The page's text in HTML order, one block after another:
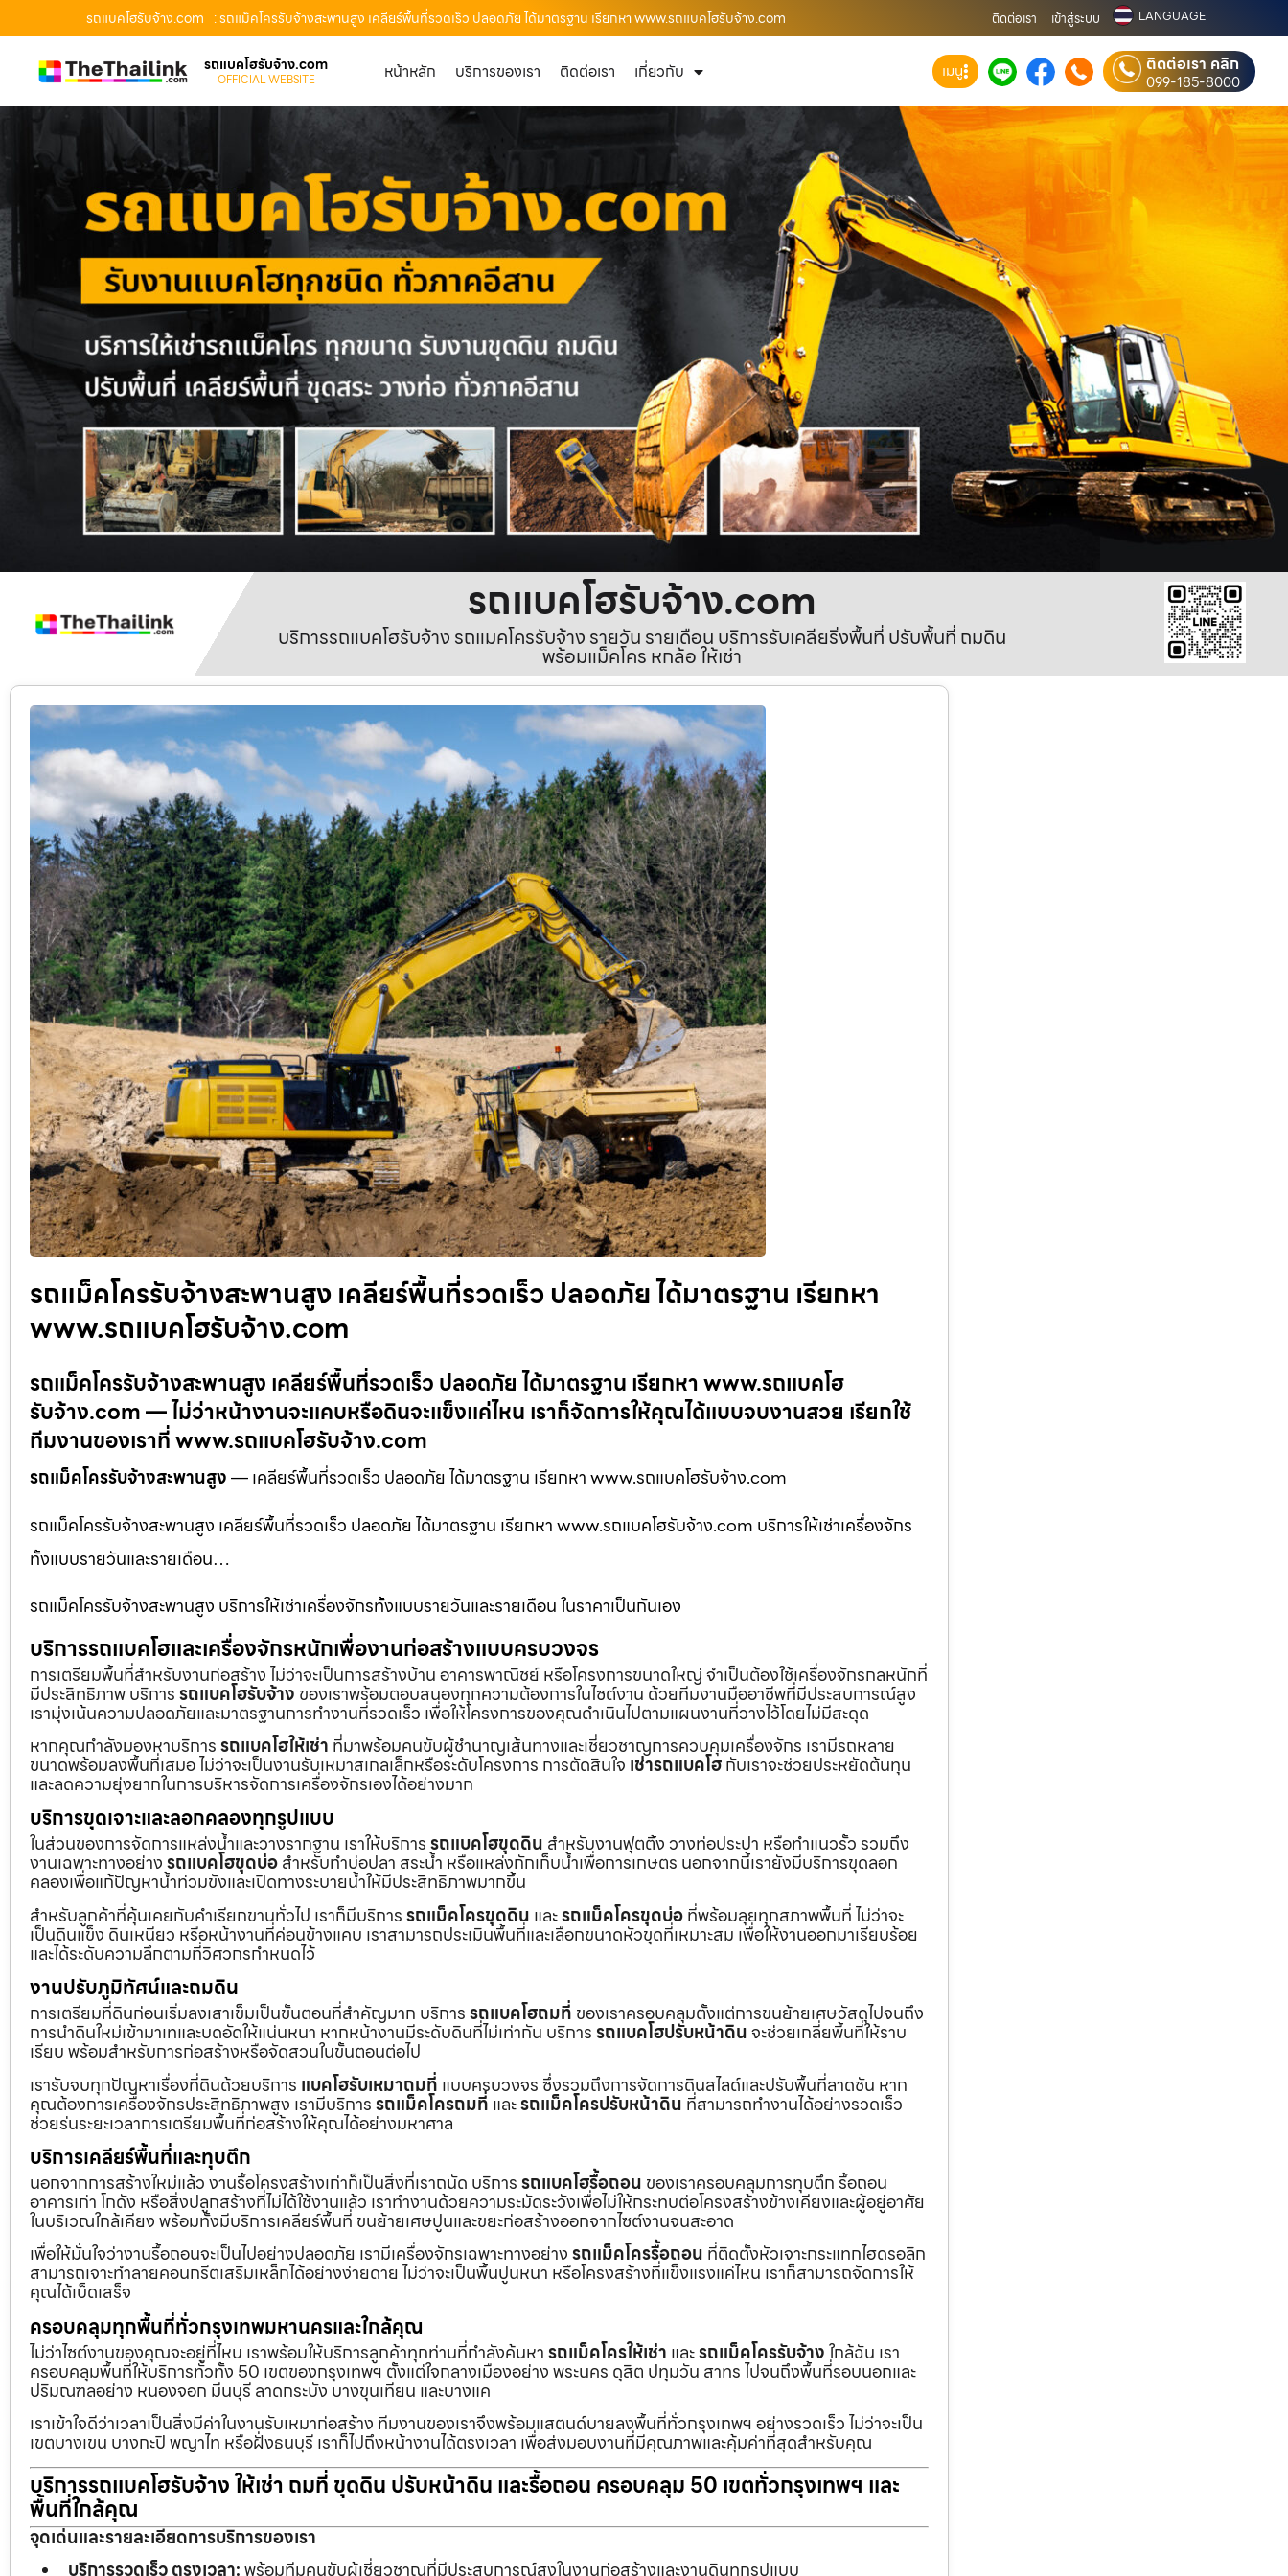
รถแบคโฮรับจ้าง.com : รถแม็คโครรับจ้างสะพานสูง เคลียร์พื้นที่รวดเร็ว ปลอดภัย ได้มาตรฐาน เรียกหา www.รถแบคโฮรับจ้าง.com ติดต่อเรา เข้าสู่ระบบ LANGUAGE
รถแบคโฮรับจ้าง.com
OFFICIAL WEBSITE หน้าหลัก บริการของเรา ติดต่อเรา เกี่ยวกับ เมนู ติดต่อเรา คลิก
099-185-8000
รถแบคโฮรับจ้าง.com
บริการรถแบคโฮรับจ้าง รถแมคโครรับจ้าง รายวัน รายเดือน บริการรับเคลียริ่งพื้นที่ ปรับพื้นที่ ถมดิน
พร้อมแม็คโคร หกล้อ ให้เช่า
รถแม็คโครรับจ้างสะพานสูง เคลียร์พื้นที่รวดเร็ว ปลอดภัย ได้มาตรฐาน เรียกหา
www.รถแบคโฮรับจ้าง.com
รถแม็คโครรับจ้างสะพานสูง เคลียร์พื้นที่รวดเร็ว ปลอดภัย ได้มาตรฐาน เรียกหา www.รถแบคโฮ
รับจ้าง.com — ไม่ว่าหน้างานจะแคบหรือดินจะแข็งแค่ไหน เราก็จัดการให้คุณได้แบบจบงานสวย เรียกใช้
ทีมงานของเราที่ www.รถแบคโฮรับจ้าง.com
รถแม็คโครรับจ้างสะพานสูง— เคลียร์พื้นที่รวดเร็ว ปลอดภัย ได้มาตรฐาน เรียกหา www.รถแบคโฮรับจ้าง.com
รถแม็คโครรับจ้างสะพานสูง เคลียร์พื้นที่รวดเร็ว ปลอดภัย ได้มาตรฐาน เรียกหา www.รถแบคโฮรับจ้าง.com บริการให้เช่าเครื่องจักร
ทั้งแบบรายวันและรายเดือน…
รถแม็คโครรับจ้างสะพานสูง บริการให้เช่าเครื่องจักรทั้งแบบรายวันและรายเดือน ในราคาเป็นกันเอง
บริการรถแบคโฮและเครื่องจักรหนักเพื่องานก่อสร้างแบบครบวงจร
การเตรียมพื้นที่สำหรับงานก่อสร้าง ไม่ว่าจะเป็นการสร้างบ้าน อาคารพาณิชย์ หรือโครงการขนาดใหญ่ จำเป็นต้องใช้เครื่องจักรกลหนักที่
มีประสิทธิภาพ บริการรถแบคโฮรับจ้าง ของเราพร้อมตอบสนองทุกความต้องการในไซต์งาน ด้วยทีมงานมืออาชีพที่มีประสบการณ์สูง
เรามุ่งเน้นความปลอดภัยและมาตรฐานการทำงานที่รวดเร็ว เพื่อให้โครงการของคุณดำเนินไปตามแผนงานที่วางไว้โดยไม่มีสะดุด
หากคุณกำลังมองหาบริการรถแบคโฮให้เช่า ที่มาพร้อมคนขับผู้ชำนาญเส้นทางและเชี่ยวชาญการควบคุมเครื่องจักร เรามีรถหลาย
ขนาดพร้อมลงพื้นที่เสมอ ไม่ว่าจะเป็นงานรับเหมาสเกลเล็กหรือระดับโครงการ การตัดสินใจ เช่ารถแบคโฮกับเราจะช่วยประหยัดต้นทุน
และลดความยุ่งยากในการบริหารจัดการเครื่องจักรเองได้อย่างมาก
บริการขุดเจาะและลอกคลองทุกรูปแบบ
ในส่วนของการจัดการแหล่งน้ำและวางรากฐาน เราให้บริการรถแบคโฮขุดดิน สำหรับงานฟุตติ้ง วางท่อประปา หรือทำแนวรั้ว รวมถึง
งานเฉพาะทางอย่างรถแบคโฮขุดบ่อสำหรับทำบ่อปลา สระน้ำ หรือแหล่งกักเก็บน้ำเพื่อการเกษตร นอกจากนี้เรายังมีบริการขุดลอก
คลองเพื่อแก้ปัญหาน้ำท่วมขังและเปิดทางระบายน้ำให้มีประสิทธิภาพมากขึ้น
สำหรับลูกค้าที่คุ้นเคยกับคำเรียกขานทั่วไป เราก็มีบริการรถแม็คโครขุดดิน และรถแม็คโครขุดบ่อที่พร้อมลุยทุกสภาพพื้นที่ ไม่ว่าจะ
เป็นดินแข็ง ดินเหนียว หรือหน้างานที่ค่อนข้างแคบ เราสามารถประเมินพื้นที่และเลือกขนาดหัวขุดที่เหมาะสม เพื่อให้งานออกมาเรียบร้อย
และได้ระดับความลึกตามที่วิศวกรกำหนดไว้
งานปรับภูมิทัศน์และถมดิน
การเตรียมที่ดินก่อนเริ่มลงเสาเข็มเป็นขั้นตอนที่สำคัญมาก บริการรถแบคโฮถมที่ ของเราครอบคลุมตั้งแต่การขนย้ายเศษวัสดุไปจนถึง
การนำดินใหม่เข้ามาเทและบดอัดให้แน่นหนา หากหน้างานมีระดับดินที่ไม่เท่ากัน บริการรถแบคโฮปรับหน้าดินจะช่วยเกลี่ยพื้นที่ให้ราบ
เรียบ พร้อมสำหรับการก่อสร้างหรือจัดสวนในขั้นตอนต่อไป
เรารับจบทุกปัญหาเรื่องที่ดินด้วยบริการ แบคโฮรับเหมาถมที่ แบบครบวงจร ซึ่งรวมถึงการจัดการดินสไลด์และปรับพื้นที่ลาดชัน หาก
คุณต้องการเครื่องจักรประสิทธิภาพสูง เรามีบริการรถแม็คโครถมที่ และรถแม็คโครปรับหน้าดิน ที่สามารถทำงานได้อย่างรวดเร็ว
ช่วยร่นระยะเวลาการเตรียมพื้นที่ก่อสร้างให้คุณได้อย่างมหาศาล
บริการเคลียร์พื้นที่และทุบตึก
นอกจากการสร้างใหม่แล้ว งานรื้อโครงสร้างเก่าก็เป็นสิ่งที่เราถนัด บริการรถแบคโฮรื้อถอน ของเราครอบคลุมการทุบตึก รื้อถอน
อาคารเก่า โกดัง หรือสิ่งปลูกสร้างที่ไม่ได้ใช้งานแล้ว เราทำงานด้วยความระมัดระวังเพื่อไม่ให้กระทบต่อโครงสร้างข้างเคียงและผู้อยู่อาศัย
ในบริเวณใกล้เคียง พร้อมทั้งมีบริการเคลียร์พื้นที่ ขนย้ายเศษปูนและขยะก่อสร้างออกจากไซต์งานจนสะอาด
เพื่อให้มั่นใจว่างานรื้อถอนจะเป็นไปอย่างปลอดภัย เรามีเครื่องจักรเฉพาะทางอย่างรถแม็คโครรื้อถอน ที่ติดตั้งหัวเจาะกระแทกไฮดรอลิก
สามารถเจาะทำลายคอนกรีตเสริมเหล็กได้อย่างง่ายดาย ไม่ว่าจะเป็นพื้นปูนหนา หรือโครงสร้างที่แข็งแรงแค่ไหน เราก็สามารถจัดการให้
คุณได้เบ็ดเสร็จ
ครอบคลุมทุกพื้นที่ทั่วกรุงเทพมหานครและใกล้คุณ
ไม่ว่าไซต์งานของคุณจะอยู่ที่ไหน เราพร้อมให้บริการลูกค้าทุกท่านที่กำลังค้นหารถแม็คโครให้เช่า และรถแม็คโครรับจ้างใกล้ฉัน เรา
ครอบคลุมพื้นที่ให้บริการทั่วทั้ง 50 เขตของกรุงเทพฯ ตั้งแต่ใจกลางเมืองอย่าง พระนคร ดุสิต ปทุมวัน สาทร ไปจนถึงพื้นที่รอบนอกและ
ปริมณฑลอย่าง หนองจอก มีนบุรี ลาดกระบัง บางขุนเทียน และบางแค
เราเข้าใจดีว่าเวลาเป็นสิ่งมีค่าในงานรับเหมาก่อสร้าง ทีมงานของเราจึงพร้อมแสตนด์บายลงพื้นที่ทั่วกรุงเทพฯ อย่างรวดเร็ว ไม่ว่าจะเป็น
เขตบางเขน บางกะปิ พญาไท หรือฝั่งธนบุรี เราก็ไปถึงหน้างานได้ตรงเวลา เพื่อส่งมอบงานที่มีคุณภาพและคุ้มค่าที่สุดสำหรับคุณ
บริการรถแบคโฮรับจ้าง ให้เช่า ถมที่ ขุดดิน ปรับหน้าดิน และรื้อถอน ครอบคลุม 50 เขตทั่วกรุงเทพฯ และ
พื้นที่ใกล้คุณ
จุดเด่นและรายละเอียดการบริการของเรา
บริการรวดเร็ว ตรงเวลา:พร้อมทีมคนขับผู้เชี่ยวชาญที่มีประสบการณ์สูงในงานก่อสร้างและงานดินทุกรูปแบบ